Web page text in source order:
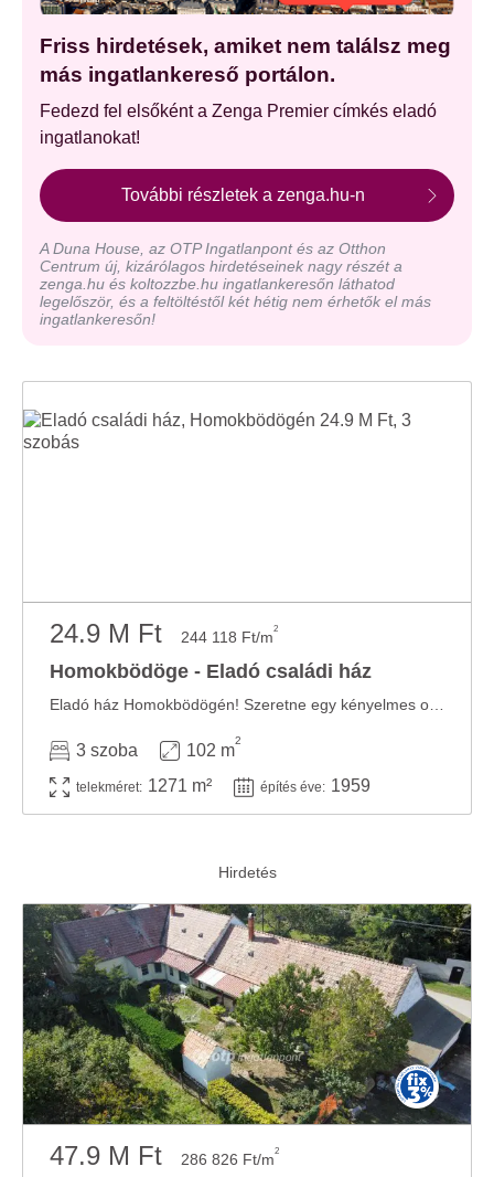
Friss hirdetések, amiket nem találsz meg
más ingatlankereső portálon.
Fedezd fel elsőként a Zenga Premier címkés eladó
ingatlanokat!
További részletek a zenga.hu-n
A Duna House, az OTP Ingatlanpont és az Otthon
Centrum új, kizárólagos hirdetéseinek nagy részét a
zenga.hu és koltozzbe.hu ingatlankeresőn láthatod
legelőször, és a feltöltéstől két hétig nem érhetők el más
ingatlankeresőn!
24.9 M Ft 244 118 Ft/m2
Homokbödöge - Eladó családi ház
3 szoba 102 m
2
telekméret: 1271 m² építés éve: 1959
47.9 M Ft 286 826 Ft/m2